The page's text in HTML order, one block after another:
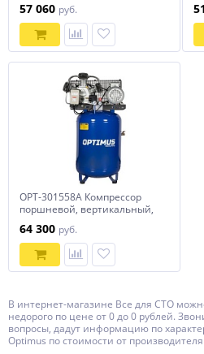
Optimus
57 060 руб.
OPT-301558A Компрессор
поршневой, вертикальный,
ресивер 150 л Optimus
64 300 руб.
В интернет-магазине Все для СТО
недорого по цене от 0 до 0 рублей.
вопросы, дадут информацию по
Optimus по стоимости от